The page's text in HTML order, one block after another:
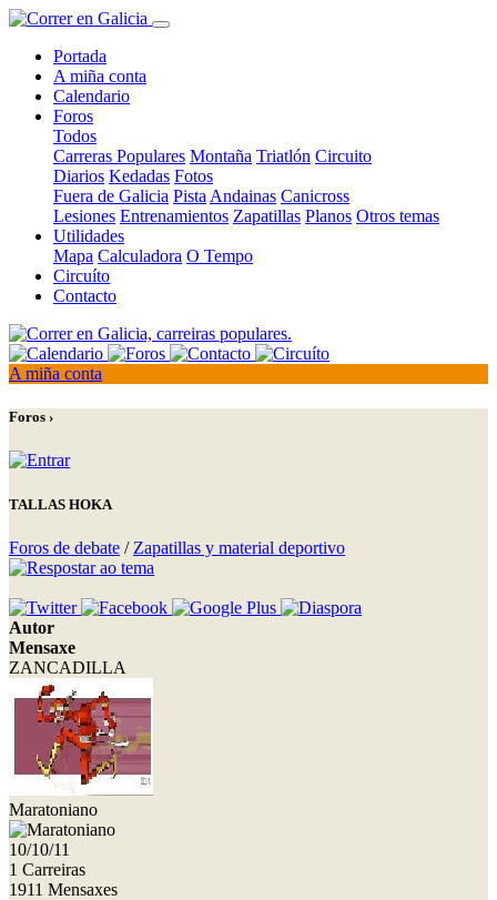
Portada
A miña conta
Calendario
Foros
Todos
Carreras Populares Montaña Triatlón Circuito
Diarios Kedadas Fotos
Fuera de Galicia Pista Andainas Canicross
Lesiones Entrenamientos Zapatillas Planos Otros temas
Utilidades
Mapa Calculadora O Tempo
Circuíto
Contacto
A miña conta
Foros ›
TALLAS HOKA
Foros de debate / Zapatillas y material deportivo
Autor
Mensaxe
ZANCADILLA
Maratoniano
10/10/11
1 Carreiras
1911 Mensaxes